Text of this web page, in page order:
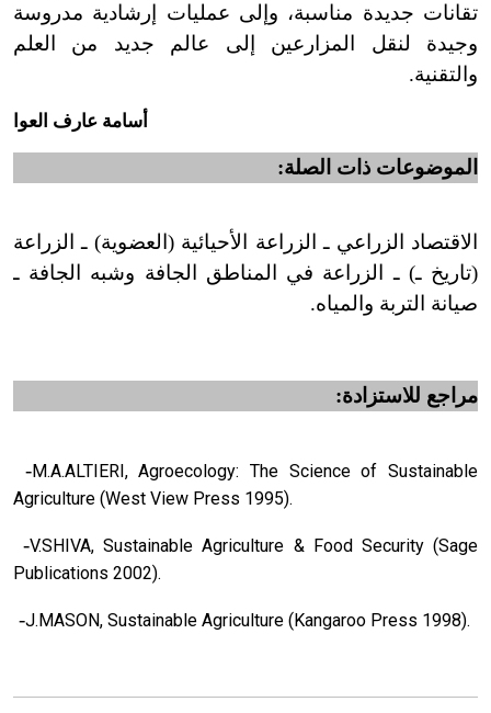
تقانات جديدة مناسبة، وإلى عمليات إرشادية مدروسة
وجيدة لنقل المزارعين إلى عالم جديد من العلم
والتقنية.
أسامة عارف العوا
الموضوعات ذات الصلة:
الاقتصاد الزراعي ـ الزراعة الأحيائية (العضوية) ـ الزراعة
(تاريخ ـ) ـ الزراعة في المناطق الجافة وشبه الجافة ـ
صيانة التربة والمياه.
مراجع للاستزادة:
-M.A.ALTIERI, Agroecology: The Science of Sustainable
Agriculture (West View Press 1995).
-V.SHIVA, Sustainable Agriculture & Food Security (Sage
Publications 2002).
-J.MASON, Sustainable Agriculture (Kan­ga­roo Press 1998).